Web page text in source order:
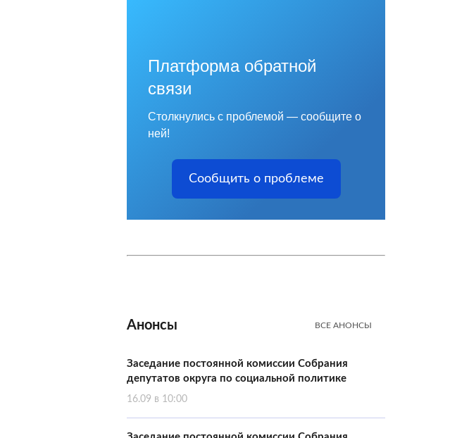
Платформа обратной
связи
Столкнулись с проблемой — сообщите о
ней!
Сообщить о проблеме
Анонсы ВСЕ АНОНСЫ
Заседание постоянной комиссии Собрания
депутатов округа по социальной политике
16.09 в 10:00